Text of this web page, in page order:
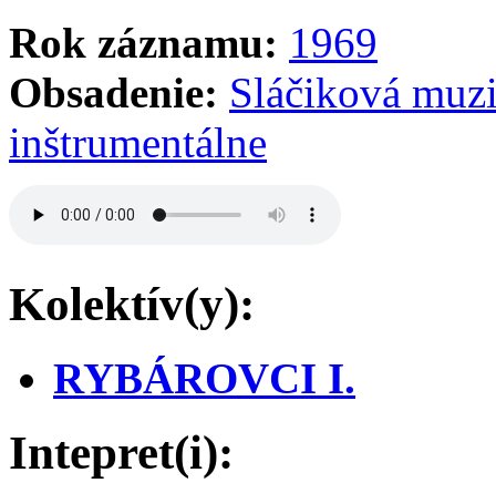
Rok záznamu: 1969
Obsadenie: Sláčiková
inštrumentálne
Kolektív(y):
RYBÁROVCI I.
Intepret(i):